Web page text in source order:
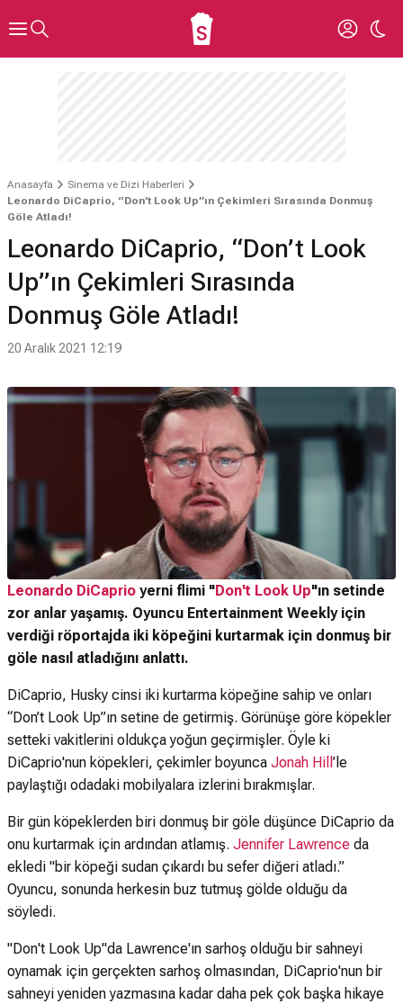
Anasayfa
Sinema ve Dizi Haberleri
Leonardo DiCaprio, “Don’t Look Up”ın Çekimleri Sırasında Donmuş
Göle Atladı!
Leonardo DiCaprio, “Don’t Look
Up”ın Çekimleri Sırasında
Donmuş Göle Atladı!
20 Aralık 2021 12:19
Leonardo DiCaprio yerni flimi "Don't Look Up"ın setinde
zor anlar yaşamış. Oyuncu Entertainment Weekly için
verdiği röportajda iki köpeğini kurtarmak için donmuş bir
göle nasıl atladığını anlattı.
DiCaprio, Husky cinsi iki kurtarma köpeğine sahip ve onları
“Don’t Look Up”ın setine de getirmiş. Görünüşe göre köpekler
setteki vakitlerini oldukça yoğun geçirmişler. Öyle ki
DiCaprio'nun köpekleri, çekimler boyunca Jonah Hill ’le
paylaştığı odadaki mobilyalara izlerini bırakmışlar.
Bir gün köpeklerden biri donmuş bir göle düşünce DiCaprio da
onu kurtarmak için ardından atlamış. Jennifer Lawrence da
ekledi "bir köpeği sudan çıkardı bu sefer diğeri atladı.”
Oyuncu, sonunda herkesin buz tutmuş gölde olduğu da
söyledi.
"Don't Look Up"da Lawrence'ın sarhoş olduğu bir sahneyi
oynamak için gerçekten sarhoş olmasından, DiCaprio'nun bir
sahneyi yeniden yazmasına kadar daha pek çok başka hikaye